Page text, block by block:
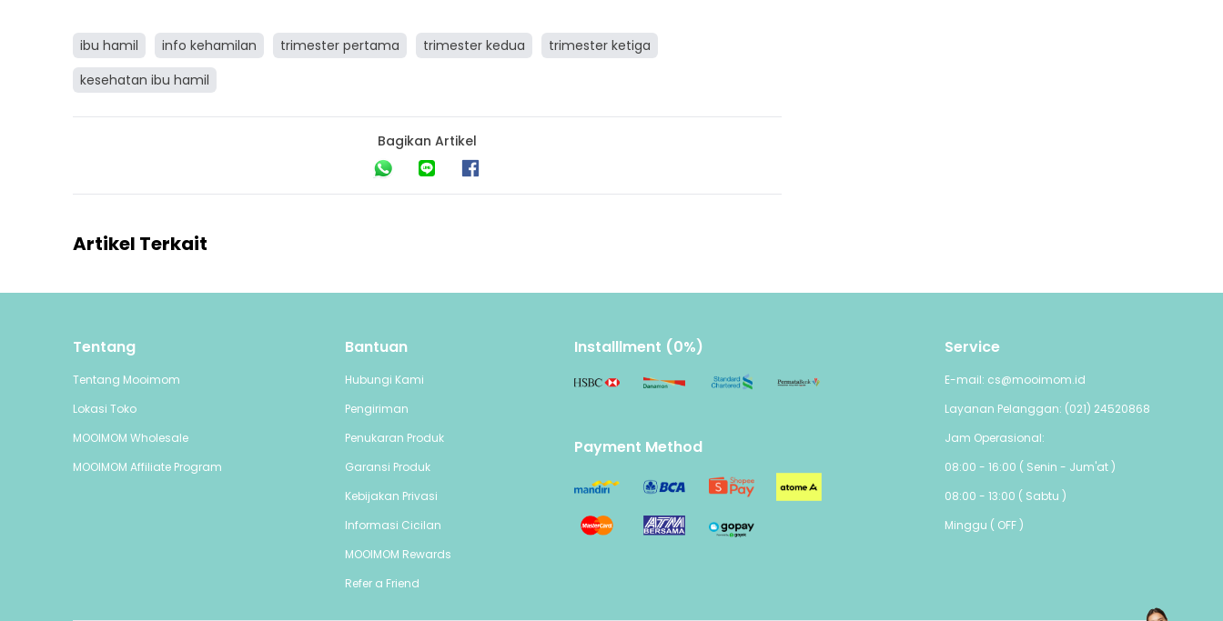
ibu hamil info kehamilan trimester pertama trimester kedua
trimester ketiga
kesehatan ibu hamil
Bagikan Artikel
Artikel Terkait
Tentang
Tentang Mooimom
Lokasi Toko
MOOIMOM Wholesale
MOOIMOM Affiliate Program
Bantuan
Hubungi Kami
Pengiriman
Penukaran Produk
Garansi Produk
Kebijakan Privasi
Informasi Cicilan
MOOIMOM Rewards
Refer a Friend
Installlment (0%)
Payment Method
Service
E-mail: cs@mooimom.id
Layanan Pelanggan: (021) 24520868
Jam Operasional:
08:00 - 16:00 ( Senin - Jum'at )
08:00 - 13:00 ( Sabtu )
Minggu ( OFF )